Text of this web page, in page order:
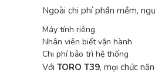
Ngoài chi phí phần mềm,
Máy tính riêng
Nhân viên biết vận hành
Chi phí bảo trì hệ thống
Với TORO T39, mọi chức